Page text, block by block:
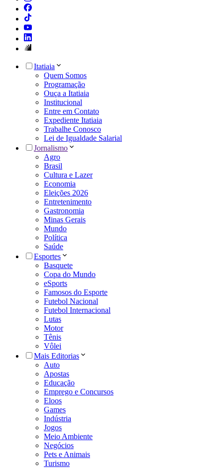
Itatiaia
Quem Somos
Programação
Ouça a Itatiaia
Institucional
Entre em Contato
Expediente Itatiaia
Trabalhe Conosco
Lei de Igualdade Salarial
Jornalismo
Agro
Brasil
Cultura e Lazer
Economia
Eleições 2026
Entretenimento
Gastronomia
Minas Gerais
Mundo
Política
Saúde
Esportes
Basquete
Copa do Mundo
eSports
Famosos do Esporte
Futebol Nacional
Futebol Internacional
Lutas
Motor
Tênis
Vôlei
Mais Editorias
Auto
Apostas
Educação
Emprego e Concursos
Eloos
Games
Indústria
Jogos
Meio Ambiente
Negócios
Pets e Animais
Turismo